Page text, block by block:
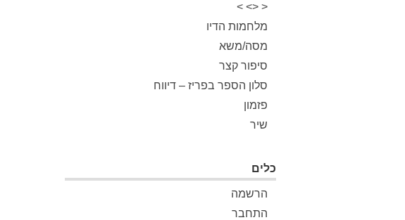
< <> >
מלחמות הדיו
מסה/משא
סיפור קצר
סלון הספר בפריז – דיווח
פזמון
שיר
כלים
הרשמה
התחבר